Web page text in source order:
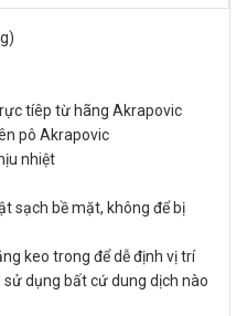
tíêp từ hãng Akrapovic
pô Akrapovic
nhiệt
sạch bề mặt, không để bị
keo trong để dễ định vị trí
dụng bất cứ dung dịch nào